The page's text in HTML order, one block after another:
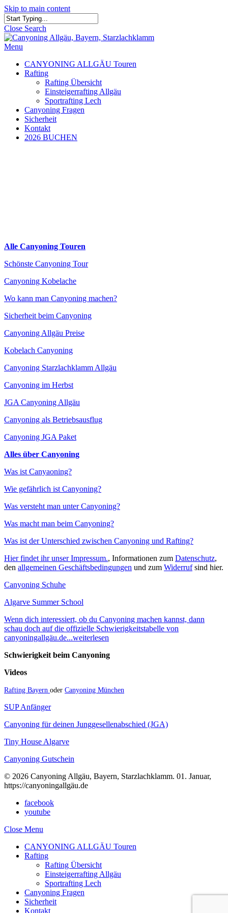
Skip to main content
Close Search
Menu
CANYONING ALLGÄU Touren
Rafting
Rafting Übersicht
Einsteigerrafting Allgäu
Sportrafting Lech
Canyoning Fragen
Sicherheit
Kontakt
2026 BUCHEN
Alle Canyoning Touren
Schönste Canyoning Tour
Canyoning Kobelache
Wo kann man Canyoning machen?
Sicherheit beim Canyoning
Canyoning Allgäu Preise
Kobelach Canyoning
Canyoning Starzlachklamm Allgäu
Canyoning im Herbst
JGA Canyoning Allgäu
Canyoning als Betriebsausflug
Canyoning JGA Paket
Alles über Canyoning
Was ist Canyaoning?
Wie gefährlich ist Canyoning?
Was versteht man unter Canyoning?
Was macht man beim Canyoning?
Was ist der Unterschied zwischen Canyoning und Rafting?
Hier findet ihr unser Impressum., Informationen zum Datenschutz,
den allgemeinen Geschäftsbedingungen und zum Widerrufsind hier.
Canyoning Schuhe
Algarve Summer School
Wenn dich interessiert, ob du Canyoning machen kannst, dann
schau doch auf die offizielle Schwierigkeitstabelle von
canyoningallgäu.de...weiterlesen
Schwierigkeit beim Canyoning
Videos
Rafting Bayern oder Canyoning München
SUP Anfänger
Canyoning für deinen Junggesellenabschied (JGA)
Tiny House Algarve
Canyoning Gutschein
© 2026 Canyoning Allgäu, Bayern, Starzlachklamm. 01. Januar,
https://canyoningallgäu.de
facebook
youtube
Close Menu
CANYONING ALLGÄU Touren
Rafting
Rafting Übersicht
Einsteigerrafting Allgäu
Sportrafting Lech
Canyoning Fragen
Sicherheit
Kontakt